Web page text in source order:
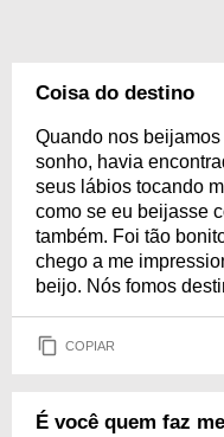
Coisa do destino
Quando nos
sonho, havia
seus lábios tocando
como se eu beijasse
também. Foi tão
chego a me
beijo. Nós fomos
COPIAR
É você quem faz